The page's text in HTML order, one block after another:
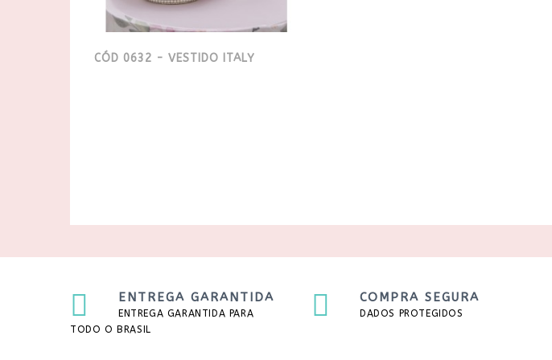
CÓD 0632 - VESTIDO ITALY
ENTREGA GARANTIDA
ENTREGA GARANTIDA PARA
TODO O BRASIL
COMPRA SEGURA
DADOS PROTEGIDOS